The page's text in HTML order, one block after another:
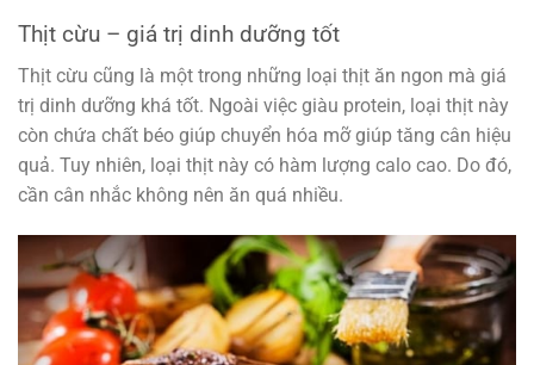
Thịt cừu – giá trị dinh dưỡng tốt
Thịt cừu cũng là một trong những loại thịt ăn ngon mà giá
trị dinh dưỡng khá tốt. Ngoài việc giàu protein, loại thịt này
còn chứa chất béo giúp chuyển hóa mỡ giúp tăng cân hiệu
quả. Tuy nhiên, loại thịt này có hàm lượng calo cao. Do đó,
cần cân nhắc không nên ăn quá nhiều.